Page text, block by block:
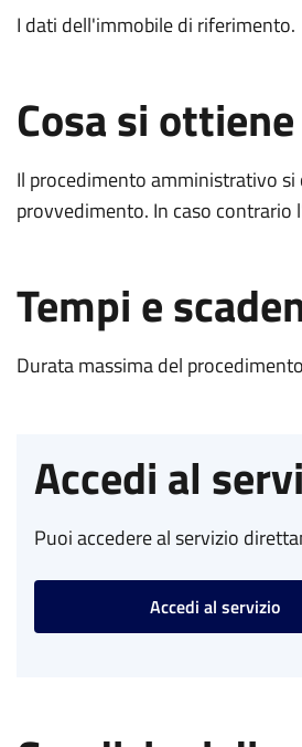
I dati dell'immobile di riferimento.
Cosa si ottiene
Il procedimento amministrativo si
provvedimento. In caso contrario
Tempi e
Durata massima del
Accedi al
Puoi accedere al servizio
Accedi al servizio